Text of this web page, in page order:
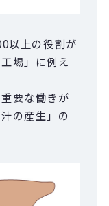
以上の役割が
場」に例え
要な働きが
の産生」の